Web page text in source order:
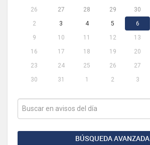
26 27 28 29 30
2
3 4 5 6
9
10 11 12 13
16
17 18 19 20
23
24 25 26 27
30
31 1 2 3
BÚSQUEDA AVANZADA